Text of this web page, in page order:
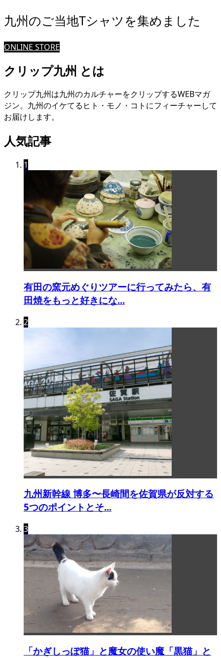
九州のご当地Tシャツを集めました
ONLINE STORE
クリップ九州 とは
クリップ九州は九州のカルチャーをクリップするWEBマガ
ジン。九州のイケてるヒト・モノ・コトにフィーチャーして
お届けします。
人気記事
1
有田の窯元めぐりツアーに行ってみたら、有
田焼をもっと好きにな...
2
九州新幹線 博多〜長崎間を佐賀県が反対する
5つのポイントとそ...
3
「かぎしっぽ猫」と魔女の使い魔「黒猫」と